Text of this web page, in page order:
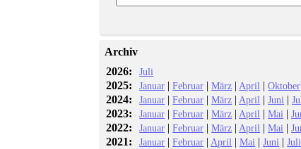
Archiv
2026:
Juli
2025: Januar |Februar |März | April |Oktober
2024: Januar |Februar |März | April |Juni |
2023: Januar |Februar |März | April |Mai |
2022: Januar |Februar |März | April |Mai |
2021: Januar |Februar | April |Mai |Juni |Juli